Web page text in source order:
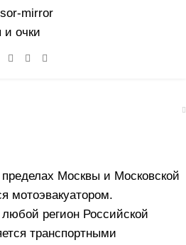
mirror
и очки
Москвы и Московской
мотоэвакуатором.
регион Российской
транспортными